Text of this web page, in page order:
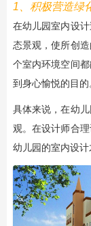
1、积极营造绿
在幼儿园室内设
态景观，使所创
个室内环境空间
到身心愉悦的目的
具体来说，在幼
观。在设计师合
幼儿园的室内设计